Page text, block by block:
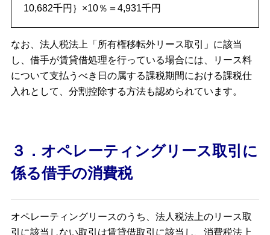
10,682千円｝×10％＝4,931千円
なお、法人税法上「所有権移転外リース取引」に該当
し、借手が賃貸借処理を行っている場合には、リース料
について支払うべき日の属する課税期間における課税仕
入れとして、分割控除する方法も認められています。
３．オペレーティングリース取引に
係る借手の消費税
オペレーティングリースのうち、法人税法上のリース取
引に該当しない取引は賃貸借取引に該当し、消費税法上